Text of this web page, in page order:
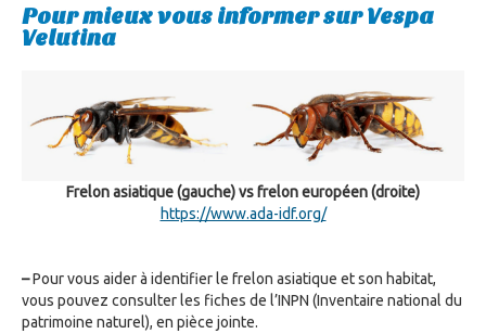
Pour mieux vous informer sur Vespa
Velutina
Frelon asiatique (gauche) vs frelon européen (droite)
https://www.ada-idf.org/
–Pour vous aider à identifier le frelon asiatique et son habitat,
vous pouvez consulter les fiches de l’INPN (Inventaire national du
patrimoine naturel), en pièce jointe.